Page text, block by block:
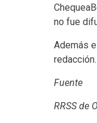
no fue
Además
redacción.
Fuente
RRSS de